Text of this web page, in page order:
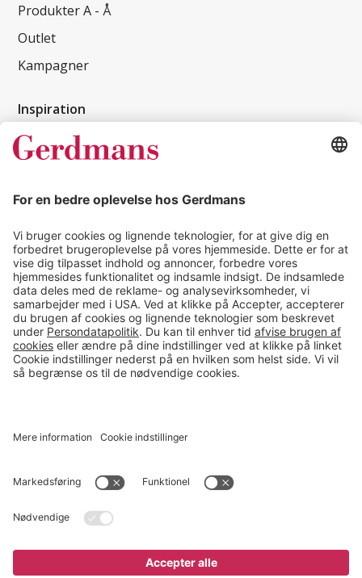
Produkter A - Å
Outlet
Kampagner
Inspiration
Kundereferencer
Tips & guides
Kontakt
salg@gerdmans.dk
49 18 07 07
Salgsafdeling åbningstider
08.00-16.00
© 2026 Gerdmans Kontor- & Lagerudstyr A/S Alle priser er ekskl.
Cookie indstillinger